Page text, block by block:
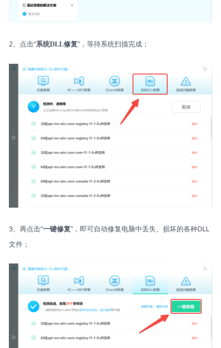
2、点击“系统DLL修复”，等待系统扫描完成；
3、再点击“一键修复”，即可自动修复电脑中丢失、损坏的各种DLL
文件；